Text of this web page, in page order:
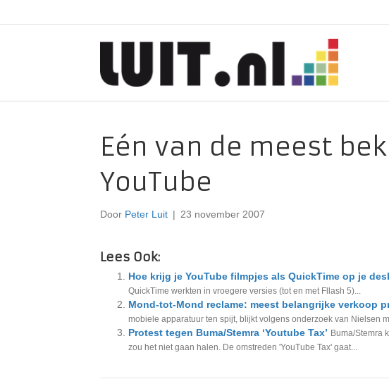
Eén van de meest
YouTube
Door Peter Luit | 23 november 2007
Lees Ook:
Hoe krijg je YouTube filmpjes als QuickTime op je
QuickTime werkten in vroegere versies (tot en met Fllash 5)...
Mond-tot-Mond reclame: meest belangrijke verkoop
mobiele apparatuur ten spijt, blijkt volgens onderzoek van Nielsen
Protest tegen Buma/Stemra ‘Youtube Tax’ Buma/Stemra
zou het niet gaan halen. De omstreden 'YouTube Tax' gaat...